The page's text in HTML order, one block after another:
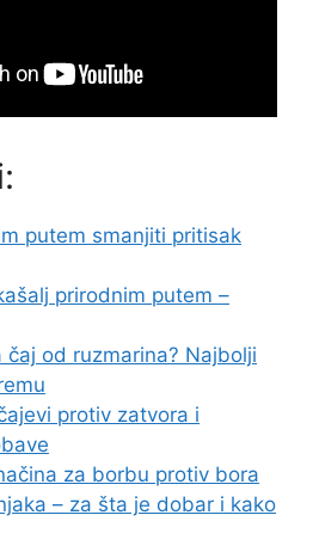
putem smanjiti pritisak
prirodnim putem –
čaj od ruzmarina? Najbolji
protiv zatvora i
za borbu protiv bora
– za šta je dobar i kako